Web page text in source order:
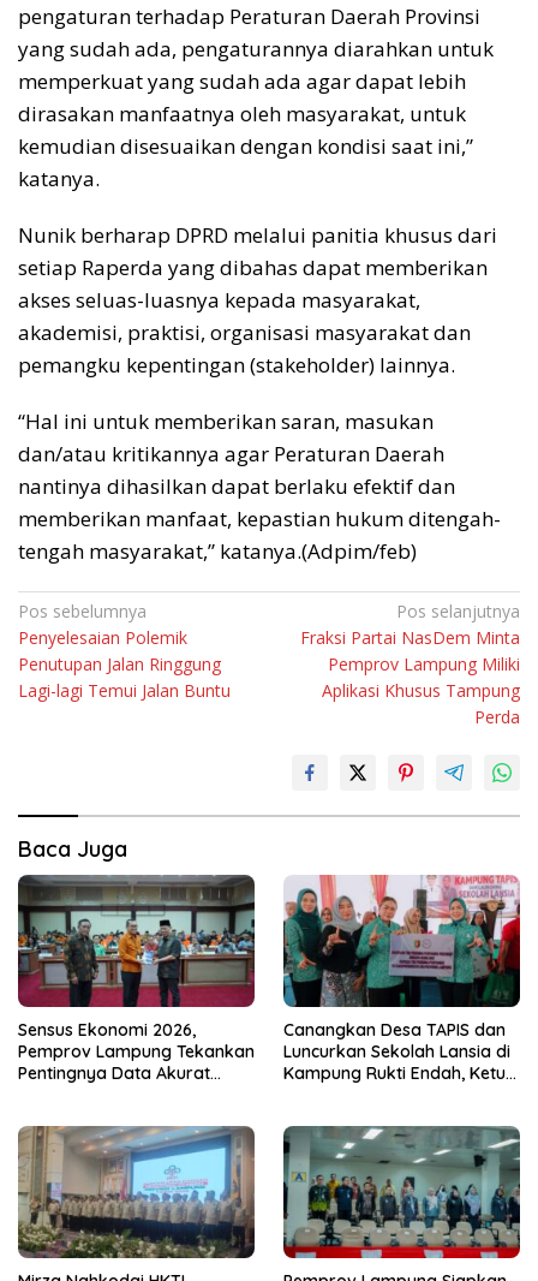
pengaturan terhadap Peraturan Daerah Provinsi
yang sudah ada, pengaturannya diarahkan untuk
memperkuat yang sudah ada agar dapat lebih
dirasakan manfaatnya oleh masyarakat, untuk
kemudian disesuaikan dengan kondisi saat ini,”
katanya.
Nunik berharap DPRD melalui panitia khusus dari
setiap Raperda yang dibahas dapat memberikan
akses seluas-luasnya kepada masyarakat,
akademisi, praktisi, organisasi masyarakat dan
pemangku kepentingan (stakeholder) lainnya.
“Hal ini untuk memberikan saran, masukan
dan/atau kritikannya agar Peraturan Daerah
nantinya dihasilkan dapat berlaku efektif dan
memberikan manfaat, kepastian hukum ditengah-
tengah masyarakat,” katanya.(Adpim/feb)
Navigasi
pos
Pos sebelumnya
Penyelesaian Polemik
Penutupan Jalan Ringgung
Lagi-lagi Temui Jalan Buntu
Pos selanjutnya
Fraksi Partai NasDem Minta
Pemprov Lampung Miliki
Aplikasi Khusus Tampung
Perda
Baca Juga
Sensus Ekonomi 2026,
Pemprov Lampung Tekankan
Pentingnya Data Akurat
Canangkan Desa TAPIS dan
Luncurkan Sekolah Lansia di
Kampung Rukti Endah, Ketua
dari Desa